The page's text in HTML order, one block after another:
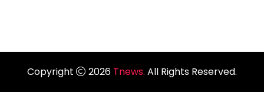
Copyright 2026 Tnews. All Rights Reserved.